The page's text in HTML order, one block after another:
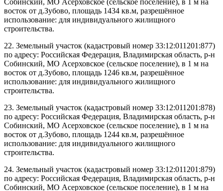
восток от д.Зубово, площадь 1434 кв.м, разрешённое
использование: для индивидуального жилищного
строительства.
22. Земельный участок (кадастровый номер 33:12:011201:877)
по адресу: Российская Федерация, Владимирская область, р-н
Собинский, МО Асерховское (сельское поселение), в 1 м на
восток от д.Зубово, площадь 1246 кв.м, разрешённое
использование: для индивидуального жилищного
строительства.
23. Земельный участок (кадастровый номер 33:12:011201:878)
по адресу: Российская Федерация, Владимирская область, р-н
Собинский, МО Асерховское (сельское поселение), в 1 м на
восток от д.Зубово, площадь 1244 кв.м, разрешённое
использование: для индивидуального жилищного
строительства.
24. Земельный участок (кадастровый номер 33:12:011201:879)
по адресу: Российская Федерация, Владимирская область, р-н
Собинский, МО Асерховское (сельское поселение), в 1 м на